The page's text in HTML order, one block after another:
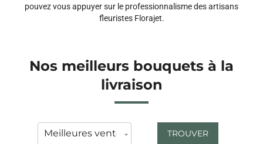
pouvez vous appuyer sur le professionnalisme des artisans
fleuristes Florajet.
Nos meilleurs bouquets à la
livraison
TROUVER